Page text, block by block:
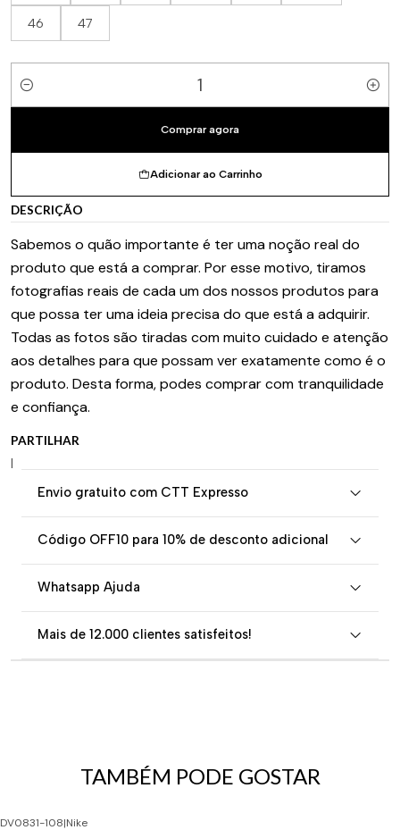
46 47
Quantidade
Adicionar ao Carrinho
Comprar agora
DESCRIÇÃO
Sabemos o quão importante é ter uma noção real do
produto que está a comprar. Por esse motivo, tiramos
fotografias reais de cada um dos nossos produtos para
que possa ter uma ideia precisa do que está a adquirir.
Todas as fotos são tiradas com muito cuidado e atenção
aos detalhes para que possam ver exatamente como é o
produto. Desta forma, podes comprar com tranquilidade
e confiança.
PARTILHAR
|
Envio gratuito com CTT Expresso
Código OFF10 para 10% de desconto adicional
Whatsapp Ajuda
Mais de 12.000 clientes satisfeitos!
TAMBÉM PODE GOSTAR
DV0831-108|Nike